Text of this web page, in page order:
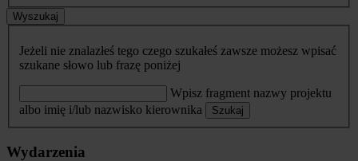
Wyszukaj
Jeżeli nie znalazłeś tego czego szukałeś zawsze możesz wpisać
szukane słowo lub frazę poniżej
Wpisz fragment nazwy projektu
albo imię i/lub nazwisko kierownika
Szukaj
Wydarzenia